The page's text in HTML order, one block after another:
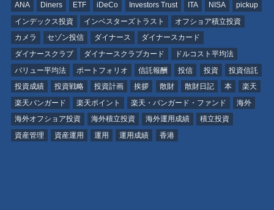
ANA Diners ETF iDeCo Investors Trust ITA NISA
pickup
インデックス投資
インベスターズトラスト
オフショア積立投資
カメラ
セゾン投信 ダイナース
ダイナースカード
ダイナースクラブ
ダイナースクラブカード
ドルコスト平均法
バリュー平均法
ポートフォリオ 信託報酬 投信 投資
投資信託
投資成績
投資戦略 投資計画 挨拶 散財 散財日記 本
楽天
楽天バンガード
楽天ポイント 楽天・バンガード・ファンド
海外
海外オフショア投資
海外積立投資 海外運用成績
積立投資
資産管理
資産運用 運用 運用成績 香港